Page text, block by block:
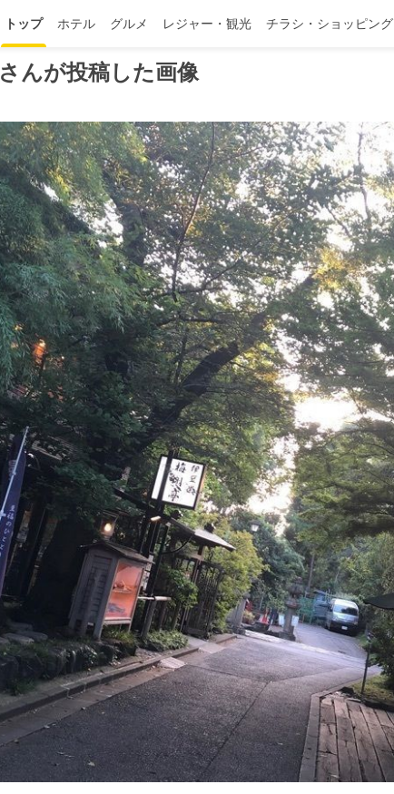
トップ ホテル グルメ レジャー・観光 チラシ・ショッピング
さんが投稿した画像